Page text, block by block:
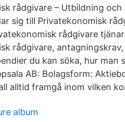
rådgivare – Utbildning
sig till Privatekonomisk
rådgivare
rådgivare,
du kan söka, hur man
AB: Bolagsform:
alltid framgå inom vilken
album